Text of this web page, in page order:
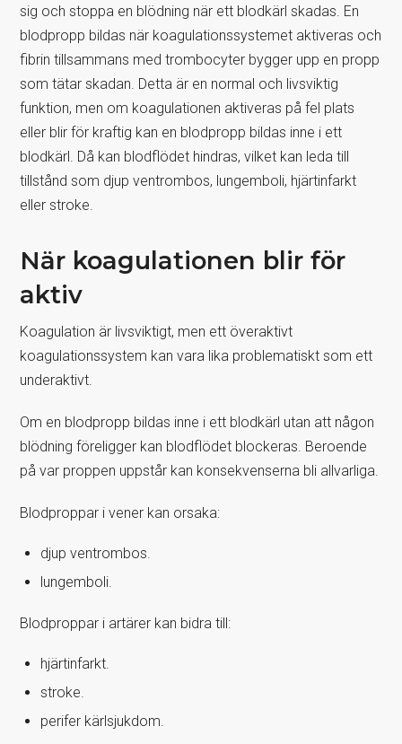
sig och stoppa en blödning när ett blodkärl skadas. En
blodpropp bildas när koagulationssystemet aktiveras och
fibrin tillsammans med trombocyter bygger upp en propp
som tätar skadan. Detta är en normal och livsviktig
funktion, men om koagulationen aktiveras på fel plats
eller blir för kraftig kan en blodpropp bildas inne i ett
blodkärl. Då kan blodflödet hindras, vilket kan leda till
tillstånd som djup ventrombos, lungemboli, hjärtinfarkt
eller stroke.
När koagulationen blir för
aktiv
Koagulation är livsviktigt, men ett överaktivt
koagulationssystem kan vara lika problematiskt som ett
underaktivt.
Om en blodpropp bildas inne i ett blodkärl utan att någon
blödning föreligger kan blodflödet blockeras. Beroende
på var proppen uppstår kan konsekvenserna bli allvarliga.
Blodproppar i vener kan orsaka:
djup ventrombos.
lungemboli.
Blodproppar i artärer kan bidra till:
hjärtinfarkt.
stroke.
perifer kärlsjukdom.